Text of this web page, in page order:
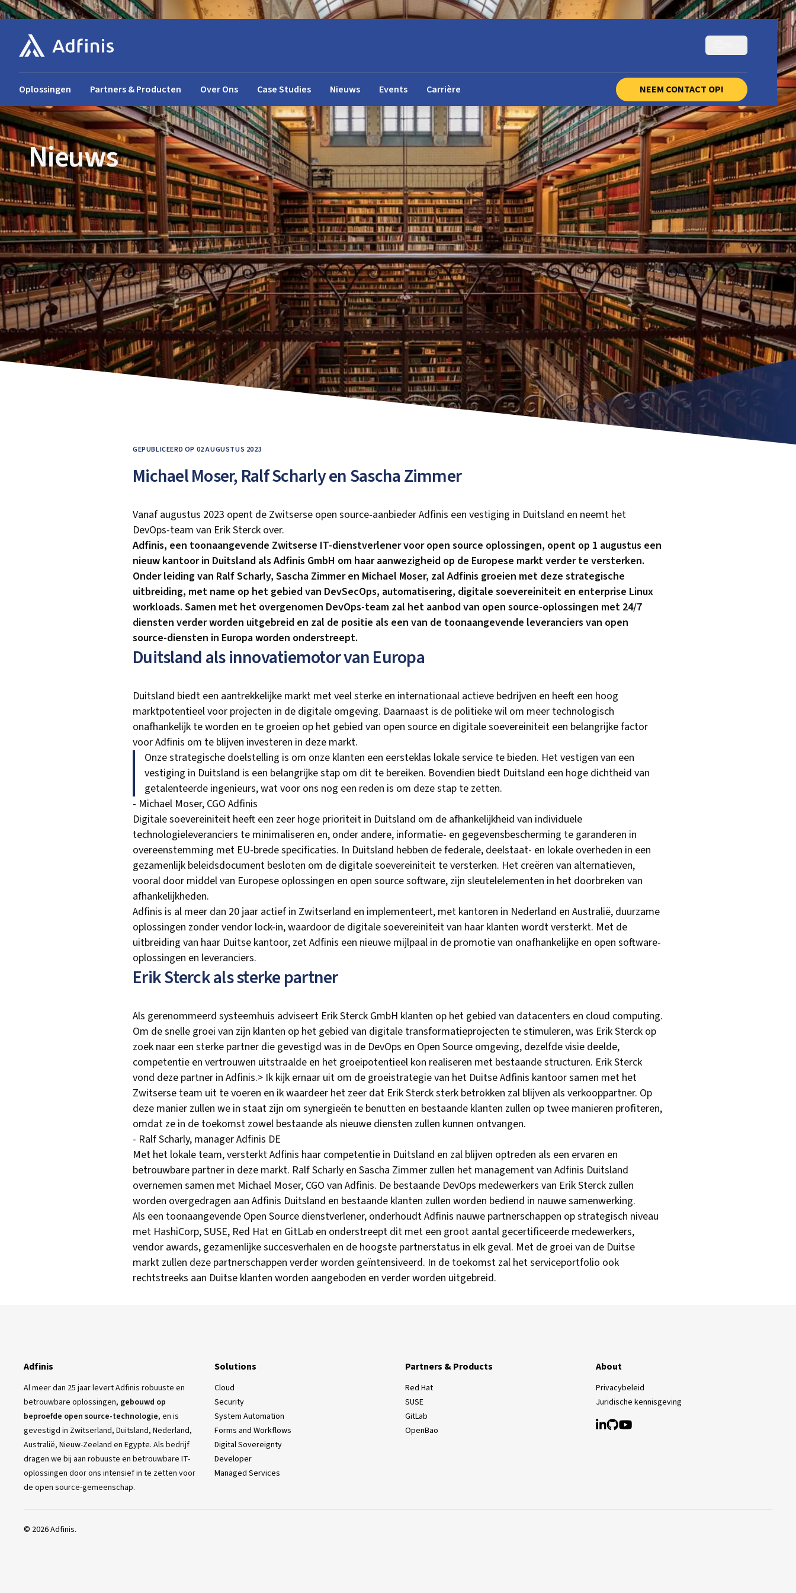
Oplossingen Partners & Producten Over Ons Case Studies Nieuws Events Carrière NEEM CONTACT OP!
Nieuws
GEPUBLICEERD OP 02 AUGUSTUS 2023
​​Michael Moser, Ralf Scharly en Sascha Zimmer
Vanaf augustus 2023 opent de Zwitserse open source-aanbieder Adfinis een vestiging in Duitsland en neemt het
DevOps-team van Erik Sterck over.
Adfinis, een toonaangevende Zwitserse IT-dienstverlener voor open source oplossingen, opent op 1 augustus een
nieuw kantoor in Duitsland als Adfinis GmbH om haar aanwezigheid op de Europese markt verder te versterken.
Onder leiding van Ralf Scharly, Sascha Zimmer en Michael Moser, zal Adfinis groeien met deze strategische
uitbreiding, met name op het gebied van DevSecOps, automatisering, digitale soevereiniteit en enterprise Linux
workloads. Samen met het overgenomen DevOps-team zal het aanbod van open source-oplossingen met 24/7
diensten verder worden uitgebreid en zal de positie als een van de toonaangevende leveranciers van open
source-diensten in Europa worden onderstreept.
Duitsland als innovatiemotor van Europa
Duitsland biedt een aantrekkelijke markt met veel sterke en internationaal actieve bedrijven en heeft een hoog
marktpotentieel voor projecten in de digitale omgeving. Daarnaast is de politieke wil om meer technologisch
onafhankelijk te worden en te groeien op het gebied van open source en digitale soevereiniteit een belangrijke factor
voor Adfinis om te blijven investeren in deze markt.
Onze strategische doelstelling is om onze klanten een eersteklas lokale service te bieden. Het vestigen van een
vestiging in Duitsland is een belangrijke stap om dit te bereiken. Bovendien biedt Duitsland een hoge dichtheid van
getalenteerde ingenieurs, wat voor ons nog een reden is om deze stap te zetten.
- Michael Moser, CGO Adfinis
Digitale soevereiniteit heeft een zeer hoge prioriteit in Duitsland om de afhankelijkheid van individuele
technologieleveranciers te minimaliseren en, onder andere, informatie- en gegevensbescherming te garanderen in
overeenstemming met EU-brede specificaties. In Duitsland hebben de federale, deelstaat- en lokale overheden in een
gezamenlijk beleidsdocument besloten om de digitale soevereiniteit te versterken. Het creëren van alternatieven,
vooral door middel van Europese oplossingen en open source software, zijn sleutelelementen in het doorbreken van
afhankelijkheden.
Adfinis is al meer dan 20 jaar actief in Zwitserland en implementeert, met kantoren in Nederland en Australië, duurzame
oplossingen zonder vendor lock-in, waardoor de digitale soevereiniteit van haar klanten wordt versterkt. Met de
uitbreiding van haar Duitse kantoor, zet Adfinis een nieuwe mijlpaal in de promotie van onafhankelijke en open software-
oplossingen en leveranciers.
Erik Sterck als sterke partner
Als gerenommeerd systeemhuis adviseert Erik Sterck GmbH klanten op het gebied van datacenters en cloud computing.
Om de snelle groei van zijn klanten op het gebied van digitale transformatieprojecten te stimuleren, was Erik Sterck op
zoek naar een sterke partner die gevestigd was in de DevOps en Open Source omgeving, dezelfde visie deelde,
competentie en vertrouwen uitstraalde en het groeipotentieel kon realiseren met bestaande structuren. Erik Sterck
vond deze partner in Adfinis.> Ik kijk ernaar uit om de groeistrategie van het Duitse Adfinis kantoor samen met het
Zwitserse team uit te voeren en ik waardeer het zeer dat Erik Sterck sterk betrokken zal blijven als verkooppartner. Op
deze manier zullen we in staat zijn om synergieën te benutten en bestaande klanten zullen op twee manieren profiteren,
omdat ze in de toekomst zowel bestaande als nieuwe diensten zullen kunnen ontvangen.
- Ralf Scharly, manager Adfinis DE
Met het lokale team, versterkt Adfinis haar competentie in Duitsland en zal blijven optreden als een ervaren en
betrouwbare partner in deze markt. Ralf Scharly en Sascha Zimmer zullen het management van Adfinis Duitsland
overnemen samen met Michael Moser, CGO van Adfinis. De bestaande DevOps medewerkers van Erik Sterck zullen
worden overgedragen aan Adfinis Duitsland en bestaande klanten zullen worden bediend in nauwe samenwerking.
Als een toonaangevende Open Source dienstverlener, onderhoudt Adfinis nauwe partnerschappen op strategisch niveau
met HashiCorp, SUSE, Red Hat en GitLab en onderstreept dit met een groot aantal gecertificeerde medewerkers,
vendor awards, gezamenlijke succesverhalen en de hoogste partnerstatus in elk geval. Met de groei van de Duitse
markt zullen deze partnerschappen verder worden geïntensiveerd. In de toekomst zal het serviceportfolio ook
rechtstreeks aan Duitse klanten worden aangeboden en verder worden uitgebreid.
Adfinis
Al meer dan 25 jaar levert Adfinis robuuste en
betrouwbare oplossingen, gebouwd op
beproefde open source-technologie, en is
gevestigd in Zwitserland, Duitsland, Nederland,
Australië, Nieuw-Zeeland en Egypte. Als bedrijf
dragen we bij aan robuuste en betrouwbare IT-
oplossingen door ons intensief in te zetten voor
de open source-gemeenschap.
Solutions
Cloud
Security
System Automation
Forms and Workflows
Digital Sovereignty
Developer
Managed Services
Partners & Products
Red Hat
SUSE
GitLab
OpenBao
About
Privacybeleid
Juridische kennisgeving
© 2026Adfinis.